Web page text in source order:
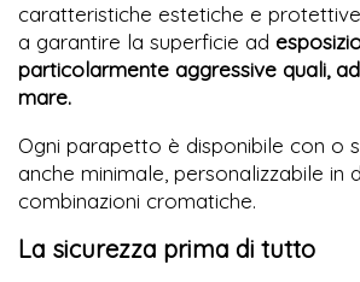
caratteristiche estetiche e
a garantire la superficie ad
particolarmente aggressive quali,
mare.
Ogni parapetto è disponibile con o
anche minimale, personalizzabile in
combinazioni cromatiche.
La sicurezza prima di tutto